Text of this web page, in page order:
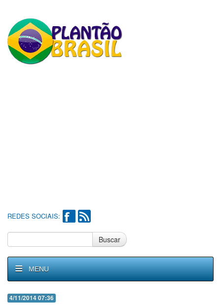
REDES SOCIAIS:
Buscar
MENU
4/11/2014 07:36